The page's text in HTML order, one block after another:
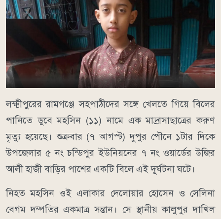
লক্ষ্মীপুরের রামগঞ্জে সহপাঠীদের সঙ্গে খেলতে গিয়ে বিলের
পানিতে ডুবে মহসিন (১১) নামে এক মাদ্রাসাছাত্রের করুণ
মৃত্যু হয়েছে। শুক্রবার (৭ আগস্ট) দুপুর পৌনে ১টার দিকে
উপজেলার ৫ নং চন্ডিপুর ইউনিয়নের ৭ নং ওয়ার্ডের উজির
আলী হাজী বাড়ির পাশের একটি বিলে এই দুর্ঘটনা ঘটে।
নিহত মহসিন ওই এলাকার দেলোয়ার হোসেন ও সেলিনা
বেগম দম্পতির একমাত্র সন্তান। সে স্থানীয় কালুপুর দাখিল